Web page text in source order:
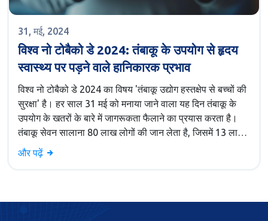
31, मई, 2024
विश्व नो टोबैको डे 2024: तंबाकू के उपयोग से हृदय
स्वास्थ्य पर पड़ने वाले हानिकारक प्रभाव
विश्व नो टोबैको डे 2024 का विषय 'तंबाकू उद्योग हस्तक्षेप से बच्चों की
सुरक्षा' है। हर साल 31 मई को मनाया जाने वाला यह दिन तंबाकू के
उपयोग के खतरों के बारे में जागरूकता फैलाने का प्रयास करता है।
तंबाकू सेवन सालाना 80 लाख लोगों की जान लेता है, जिसमें 13 लाख
गैर-धूम्रपान करने वाले भी शामिल हैं। तंबाकू के उपयोग से कई गंभीर
स्वास्थ्य समस्याएं जैसे हृदय रोग, फेफड़ों का कैंसर और प्रजनन
और पढ़ें